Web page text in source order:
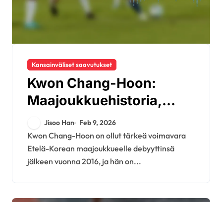
Kansainväliset saavutukset
Kwon Chang-Hoon:
Maajoukkuehistoria,
Kansainväliset
turnaukset, Aasian Cupin
menestys
Jisoo Han Feb 9, 2026
Kwon Chang-Hoon on ollut tärkeä voimavara
Etelä-Korean maajoukkueelle debyyttinsä
jälkeen vuonna 2016, ja hän on...